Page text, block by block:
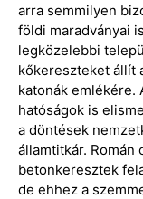
arra semmilyen
földi maradványai
legközelebbi
kőkereszteket állít
katonák emlékére.
hatóságok is
a döntések
államtitkár.
betonkeresztek
de ehhez a